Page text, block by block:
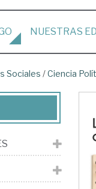
NUESTRAS
Sociales /Ciencia